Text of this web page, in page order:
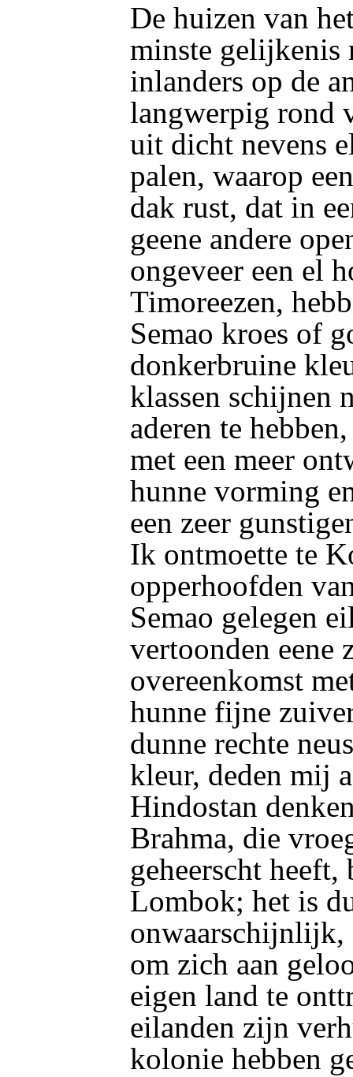
De huizen van
minste gelijkenis
inlanders op de
langwerpig rond
uit dicht nevens
palen, waarop
dak rust, dat in
geene andere
ongeveer een el
Timoreezen,
Semao kroes of
donkerbruine
klassen schijnen
aderen te
met een meer
hunne vorming
een zeer
Ik ontmoette te
opperhoofden
Semao gelegen
vertoonden eene
overeenkomst
hunne fijne
dunne rechte
kleur, deden mij
Hindostan
Brahma, die
geheerscht
Lombok; het is
om zich aan
eigen land te
eilanden zijn
kolonie hebben